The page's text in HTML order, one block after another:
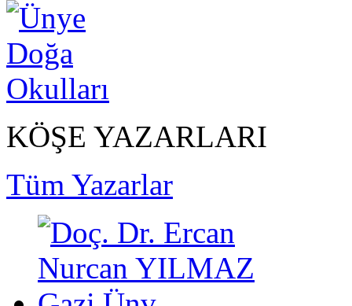
KÖŞE YAZARLARI
Tüm Yazarlar